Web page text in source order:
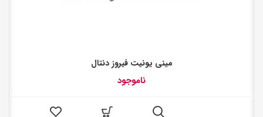
مینی یونیت فیروز دنتال
ناموجود